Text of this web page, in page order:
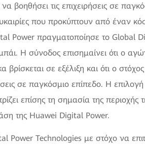
τις επιχειρήσεις σε
που προκύπτουν από έναν
Power πραγματοποίησε το Global
Η σύνοδος επισημαίνει ότι ο
σε εξέλιξη και ότι ο στόχος
σε παγκόσμιο επίπεδο. Η
επίσης τη σημασία της περιοχής
της Huawei Digital Power.
Power Technologies με στόχο να